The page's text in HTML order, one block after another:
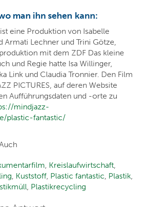
man ihn sehen kann:
eine Produktion von Isabelle
Armati Lechner und Trini Götze,
mit dem ZDF Das kleine
und Regie hatte Isa Willinger,
Link und Claudia Tronnier. Den Film
PICTURES, auf deren Website
Aufführungsdaten und -orte zu
mindjazz-
plastic-fantastic/
, Kreislaufwirtschaft,
, Kuststoff, Plastic fantastic, Plastik,
, Plastikrecycling